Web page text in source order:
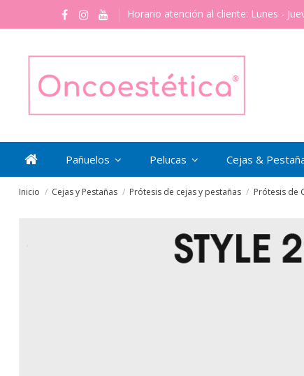
Horario atención al cliente: Lunes -
Pañuelos Pelucas Cejas &
Inicio Cejas y Pestañas Prótesis de cejas y pestañas Prótesis de